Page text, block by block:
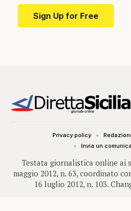
Sign Up for Free
Testata giornalistica online ai
maggio 2012, n. 63, coordinato
16 luglio 2012, n. 103.
Privacy policy
Invia un